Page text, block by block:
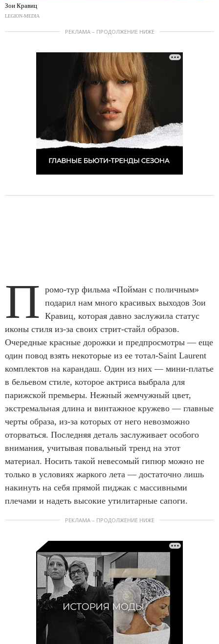
Зои Кравиц
LEGION-MEDIA
РЕКЛАМА – ПРОДОЛЖЕНИЕ НИЖЕ
П ромо-тур фильма «Пойман с поличным»
подарил нам много красивых выходов Зои
Кравиц, которая давно заслужила статус
иконы стиля из-за своих стрит-стайл образов.
Очередные красные дорожки и предпросмотры — еще
один повод взять некоторые из ее тотал-Saint Laurent
комплектов на карандаш. Один из них — мини-платье
в бельевом стиле, которое актриса выбрала для
парижской премьеры. Нежный жемчужный цвет,
экстремальная длина и винтажное кружево — главные
черты образа, из-за которых от него невозможно
оторваться. Последняя деталь заслуживает особого
внимания, учитывая повальный тренд на этот
материал. Носить такой невесомый гипюр можно не
только в условиях жаркого лета — достаточно лишь
накинуть на себя прямой пиджак с массивными
плечами и надеть высокие утилитарные сапоги.
РЕКЛАМА – ПРОДОЛЖЕНИЕ НИЖЕ